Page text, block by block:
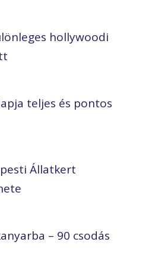
hollywoodi
teljes és pontos
Állatkert
– 90 csodás